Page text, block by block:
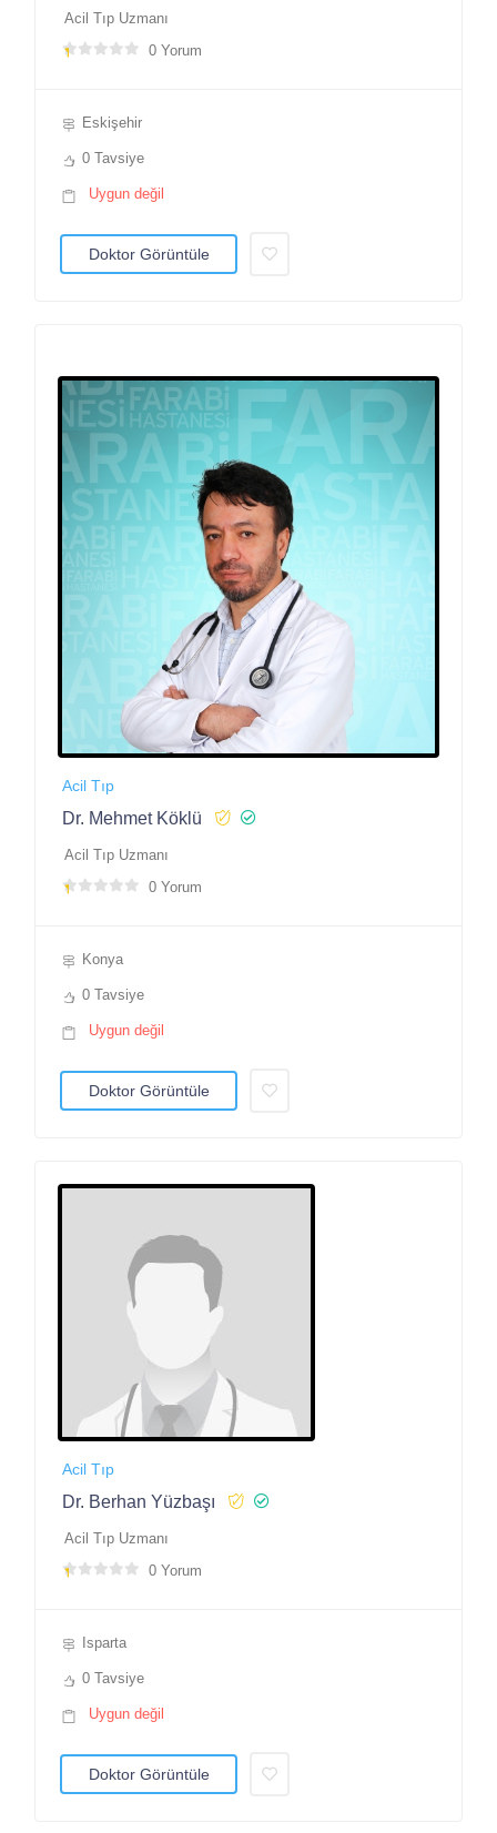
Acil Tıp Uzmanı
0 Yorum
Eskişehir
0 Tavsiye
Uygun değil
Doktor Görüntüle
Acil Tıp
Dr. Mehmet Köklü
Acil Tıp Uzmanı
0 Yorum
Konya
0 Tavsiye
Uygun değil
Doktor Görüntüle
Acil Tıp
Dr. Berhan Yüzbaşı
Acil Tıp Uzmanı
0 Yorum
Isparta
0 Tavsiye
Uygun değil
Doktor Görüntüle